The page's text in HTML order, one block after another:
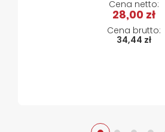
34,44 zł
28,00 zł